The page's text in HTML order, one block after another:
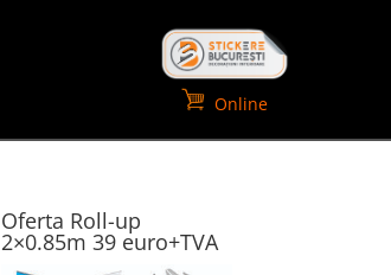
Online
Oferta Roll-up
2×0.85m 39 euro+TVA